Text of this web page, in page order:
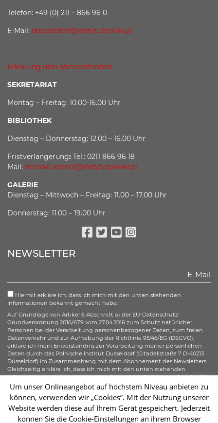
Telefon: +49 (0) 211 – 866 96 0
E-Mail: duesseldorf@instytutpolski.pl
Erklärung über Barrierefreiheit
SEKRETARIAT
Montag – Freitag: 10.00-16.00 Uhr
BIBLIOTHEK
Dienstag – Donnerstag: 12.00 – 16.00 Uhr
Fristverlängerung: Tel.: 0211 866 96 18
Mail: monika.werner@instytutpolski.pl
GALERIE
Dienstag – Mittwoch – Freitag: 11.00 – 17.00 Uhr
Donnerstag: 11.00 – 19.00 Uhr
NEWSLETTER
Hiermit erkläre ich, dass ich mich mit den unten stehenden
Informationen bekannt gemacht habe:
Auf Grundlage von Artikel 6 Abschnitt a) der EU-Datenschutz-
Grundverordnung 2016/679 vom 27.04.2016 zum Schutz natürlicher
Personen bei der Verarbeitung personenbezogener Daten, zum freien
Datenverkehr und zur Aufhebung der Richtlinie 95/46/EG (DSGVO),
erkläre ich mein Einverständnis zur Verarbeitung meiner persönlichen
Daten durch das Polnische Institut Dusseldorf (Citadellstraße 7 D-40213
Düsseldorf) im Zusammenhang mit dem Abonnement des Newsletters.
Gleichzeitig erkläre ich, dass ich mich mit den unten stehenden
Informationen zur Umsetzung der Informationspflicht gemäß Artikel 13
der DSGVO bezüglich der Verarbeitung meiner personenbezogenen
Daten bekannt gemacht habe und ich mir meiner gemäß der Artikel 15–
20 der DSGVO zustehenden Rechte bewusst bin.
Abonnieren
Um unser Onlineangebot auf höchstem Niveau anbieten zu
können, verwenden wir „Cookies”. Mit der Nutzung unserer
Website werden diese auf Ihrem Gerät gespeichert. Jederzeit
können Sie die Cookie-Einstellungen an ihrem Browser